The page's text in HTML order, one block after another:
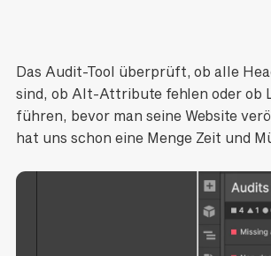
Das Audit-Tool überprüft, ob alle
sind, ob Alt-Attribute fehlen oder ob
führen, bevor man seine Website
hat uns schon eine Menge Zeit und